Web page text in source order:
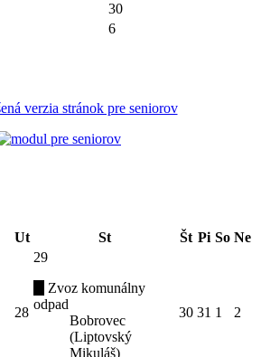
30
6
verzia stránok pre seniorov
Ut St Št Pi So Ne
28
29
Zvoz komunálny
odpad
Bobrovec
(Liptovský
Mikuláš)
30 31 1 2